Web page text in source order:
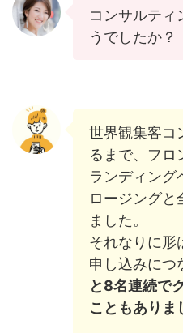
コンサルティ
うでしたか？
世界観集客コ
るまで、フロ
ランディング
ロージングと
ました。
それなりに形
申し込みにつ
と8名連続で
こともありま